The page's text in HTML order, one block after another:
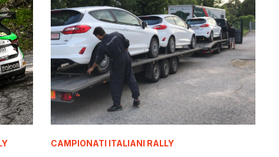
CAMPIONATI ITALIANI RALLY